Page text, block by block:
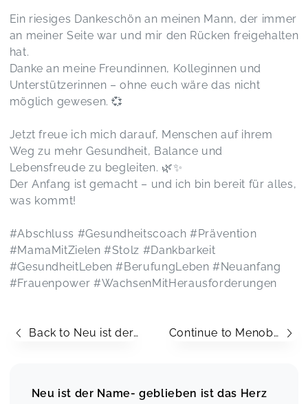
Ein riesiges Dankeschön an meinen Mann, der immer
an meiner Seite war und mir den Rücken freigehalten
hat.
Danke an meine Freundinnen, Kolleginnen und
Unterstützerinnen – ohne euch wäre das nicht
möglich gewesen. 💞
Jetzt freue ich mich darauf, Menschen auf ihrem
Weg zu mehr Gesundheit, Balance und
Lebensfreude zu begleiten. 🌿✨
Der Anfang ist gemacht – und ich bin bereit für alles,
was kommt!
#Abschluss #Gesundheitscoach #Prävention
#MamaMitZielen #Stolz #Dankbarkeit
#GesundheitLeben #BerufungLeben #Neuanfang
#Frauenpower #WachsenMitHerausforderungen
Back to Neu ist der Name- geblieben ist das Herz Continue to Menobility- Fit durch die Wechseljahre
Neu ist der Name- geblieben ist das Herz